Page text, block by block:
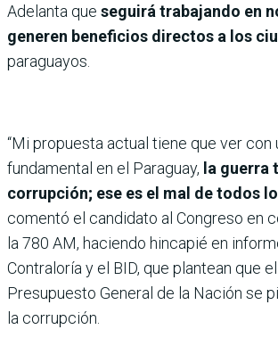
Adelanta que seguirá trabajando en
generen beneficios directos a los
paraguayos.
“Mi propuesta actual tiene que ver
fundamental en el Paraguay, la guerra
corrupción; ese es el mal de todos
comentó el candidato al Congreso en
la 780 AM, haciendo hincapié en
Contraloría y el BID, que plantean que
Presupuesto General de la Nación se
la corrupción.